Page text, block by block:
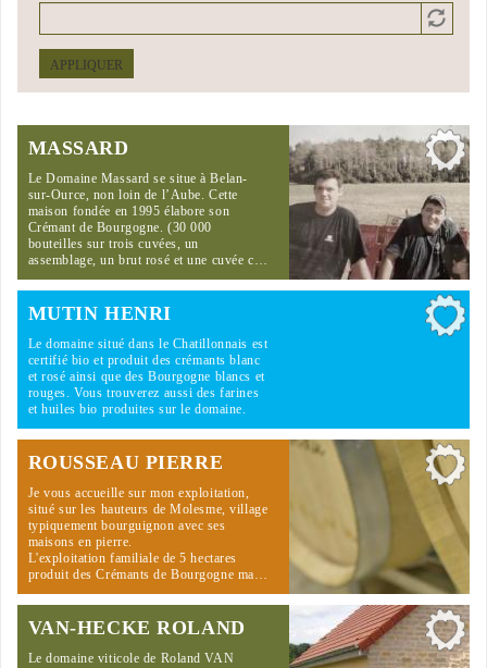
APPLIQUER
MASSARD
Le Domaine Massard se situe à Belan-
sur-Ource, non loin de l’Aube. Cette
maison fondée en 1995 élabore son
Crémant de Bourgogne. (30 000
bouteilles sur trois cuvées, un
assemblage, un brut rosé et une cuvée c…
MUTIN HENRI
Le domaine situé dans le Chatillonnais est
certifié bio et produit des crémants blanc
et rosé ainsi que des Bourgogne blancs et
rouges. Vous trouverez aussi des farines
et huiles bio produites sur le domaine.
ROUSSEAU PIERRE
Je vous accueille sur mon exploitation,
situé sur les hauteurs de Molesme, village
typiquement bourguignon avec ses
maisons en pierre.
L'exploitation familiale de 5 hectares
produit des Crémants de Bourgogne ma…
VAN-HECKE ROLAND
Le domaine viticole de Roland VAN